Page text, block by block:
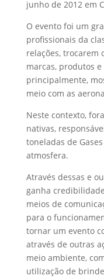
junho de 2012 em
O evento foi um
profissionais da
relações, trocarem
marcas, produtos
principalmente,
meio com as
Neste contexto,
nativas,
toneladas de
atmosfera.
Através dessas e
ganha
meios de
para o
tornar um evento
através de outras
meio ambiente,
utilização de